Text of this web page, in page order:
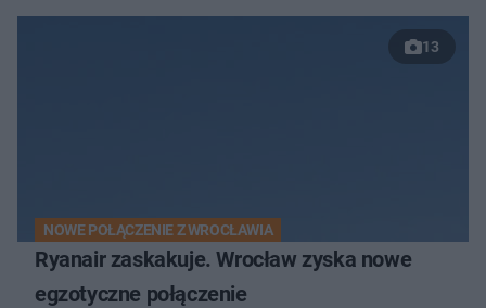
13
NOWE POŁĄCZENIE Z WROCŁAWIA
Ryanair zaskakuje. Wrocław zyska nowe
egzotyczne połączenie